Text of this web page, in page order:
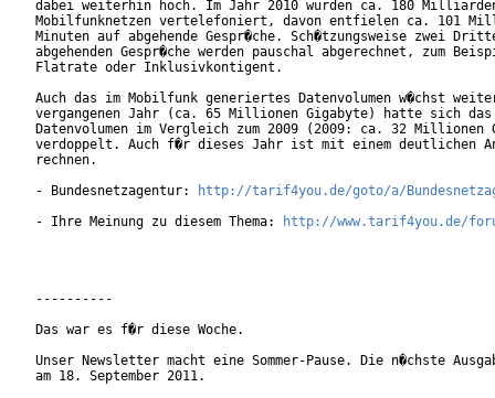
dabei weiterhin hoch. Im Jahr 2010 wurden ca. 180
Mobilfunknetzen vertelefoniert, davon entfielen ca. 101
Minuten auf abgehende Gespr�che. Sch�tzungsweise zwei
abgehenden Gespr�che werden pauschal abgerechnet, zum
Flatrate oder Inklusivkontigent.
Auch das im Mobilfunk generiertes Datenvolumen w�chst
vergangenen Jahr (ca. 65 Millionen Gigabyte) hatte sich das
Datenvolumen im Vergleich zum 2009 (2009: ca. 32 Millionen
verdoppelt. Auch f�r dieses Jahr ist mit einem deutlichen
rechnen.
- Bundesnetzagentur:
http://tarif4you.de/goto/a/
- Ihre Meinung zu diesem Thema:
http://www.tarif4you.de/
----------
Das war es f�r diese Woche.
Unser Newsletter macht eine Sommer-Pause. Die n�chste
am 18. September 2011.